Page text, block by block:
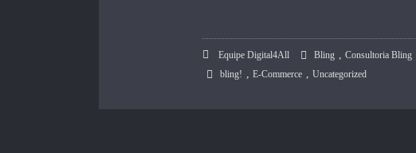
Equipe Digital4All Bling ,Consultoria Bling
bling! ,E-Commerce ,Uncategorized